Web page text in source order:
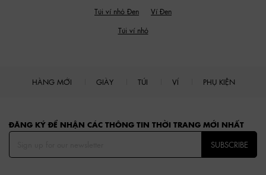
Túi ví nhỏ Đen
Ví Đen
Túi ví nhỏ
HÀNG MỚI GIÀY TÚI VÍ PHỤ KIỆN
ĐĂNG KÝ ĐỂ NHẬN CÁC THÔNG TIN THỜI TRANG MỚI NHẤT
SUBSCRIBE